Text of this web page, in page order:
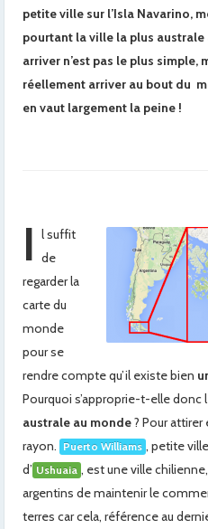
petite ville sur l’Isla Navarino,
pourtant la ville la plus
arriver n’est pas le plus simple,
réellement arriver au bout du
en vaut largement la peine !
I l suffit
de
regarder la
carte du
monde
pour se
rendre compte qu’il existe bien
Pourquoi s’approprie-t-elle donc
australe au monde? Pour
rayon.
Puerto Williams , petite ville
d’ Ushuaia , est une ville
argentins de maintenir le
terres car cela, référence au